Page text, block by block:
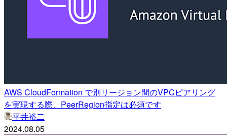
AWS CloudFormation で別リージョン間のVPCピアリング
を実現する際、PeerRegion指定は必須です
平井裕二
2024.08.05